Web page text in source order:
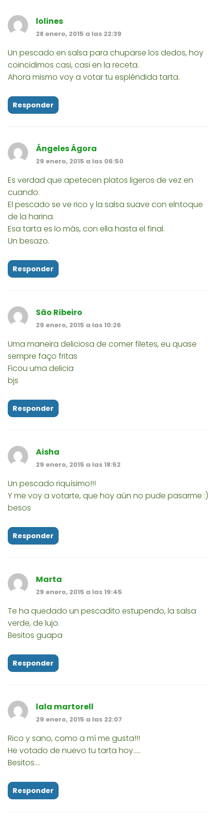
lolines
28 enero, 2015 a las 22:39
Un pescado en salsa para chuparse los dedos, hoy
coincidimos casi, casi en la receta.
Ahora mismo voy a votar tu espléndida tarta.
Responder
Ángeles Ágora
29 enero, 2015 a las 06:50
Es verdad que apetecen platos ligeros de vez en
cuando.
El pescado se ve rico y la salsa suave con elntoque
de la harina.
Esa tarta es lo más, con ella hasta el final.
Un besazo.
Responder
São Ribeiro
29 enero, 2015 a las 10:26
Uma maneira deliciosa de comer filetes, eu quase
sempre faço fritas
Ficou uma delicia
bjs
Responder
Aisha
29 enero, 2015 a las 18:52
Un pescado riquísimo!!!
Y me voy a votarte, que hoy aún no pude pasarme :)
besos
Responder
Marta
29 enero, 2015 a las 19:45
Te ha quedado un pescadito estupendo, la salsa
verde, de lujo.
Besitos guapa
Responder
lala martorell
29 enero, 2015 a las 22:07
Rico y sano, como a mí me gusta!!!
He votado de nuevo tu tarta hoy.....
Besitos....
Responder